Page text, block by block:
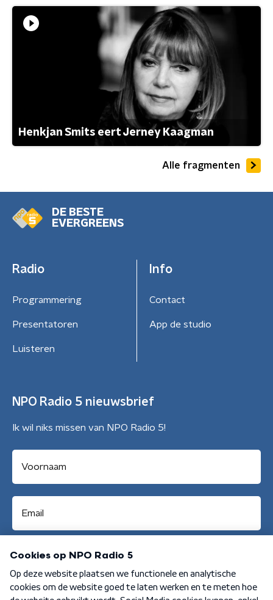
Henkjan Smits eert Jerney Kaagman
Alle fragmenten
DE BESTE
EVERGREENS
Radio
Programmering
Presentatoren
Luisteren
Info
Contact
App de studio
NPO Radio 5 nieuwsbrief
Ik wil niks missen van NPO Radio 5!
Aanmelden